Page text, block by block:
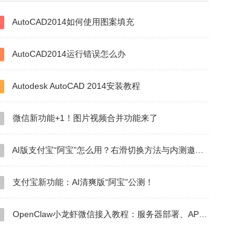
AutoCAD2014如何使用图案填充
AutoCAD2014运行错误怎么办
Autodesk AutoCAD 2014安装教程
微信新功能+1！图片视频合并功能来了
AI版支付宝“阿宝”怎么用？右滑切换方法与内测邀请码获取指南
支付宝新功能：AI清爽版“阿宝”公测！
OpenClaw小龙虾微信接入教程：服务器部署、API Key配置